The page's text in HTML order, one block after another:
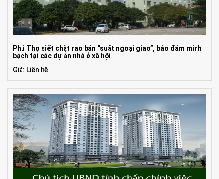
Phú Thọ siết chặt rao bán “suất ngoại giao”, bảo đảm minh
bạch tại các dự án nhà ở xã hội
Giá: Liên hệ